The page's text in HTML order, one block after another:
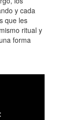
y cada
que les
ritual y
forma